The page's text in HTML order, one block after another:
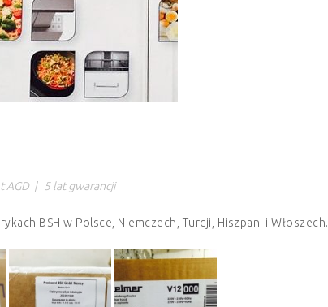
AGD | 5 lat gwarancji
BSH w Polsce, Niemczech, Turcji, Hiszpani i Włoszech.